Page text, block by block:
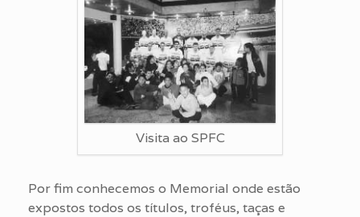
Visita ao SPFC
Por fim conhecemos o Memorial onde estão
expostos todos os títulos, troféus, taças e